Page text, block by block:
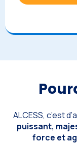
ALCESS, c’est
puissant,
force et